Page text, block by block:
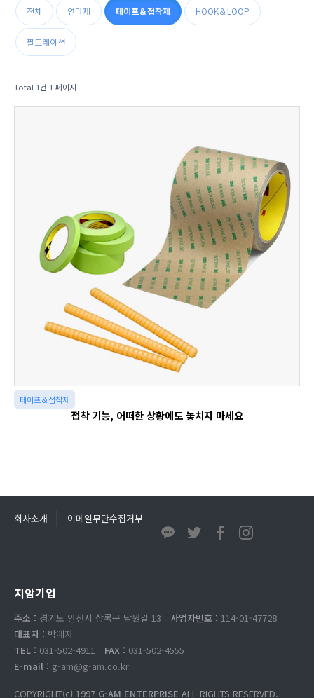
전체 연마제 테이프＆접착제 HOOK＆LOOP
필트레이션
Total 1건 1 페이지
테이프＆접착제
접착 기능, 어떠한 상황에도 놓치지 마세요
회사소개 이메일무단수집거부
지암기업
주소 : 경기도 안산시 상록구 담원길 13 사업자번호 : 114-01-47728
대표자 : 박애자
TEL : 031-502-4911 FAX : 031-502-4555
E-mail : g-am@g-am.co.kr
COPYRIGHT(c) 1997 G-AM ENTERPRISE ALL RIGHTS RESERVED.